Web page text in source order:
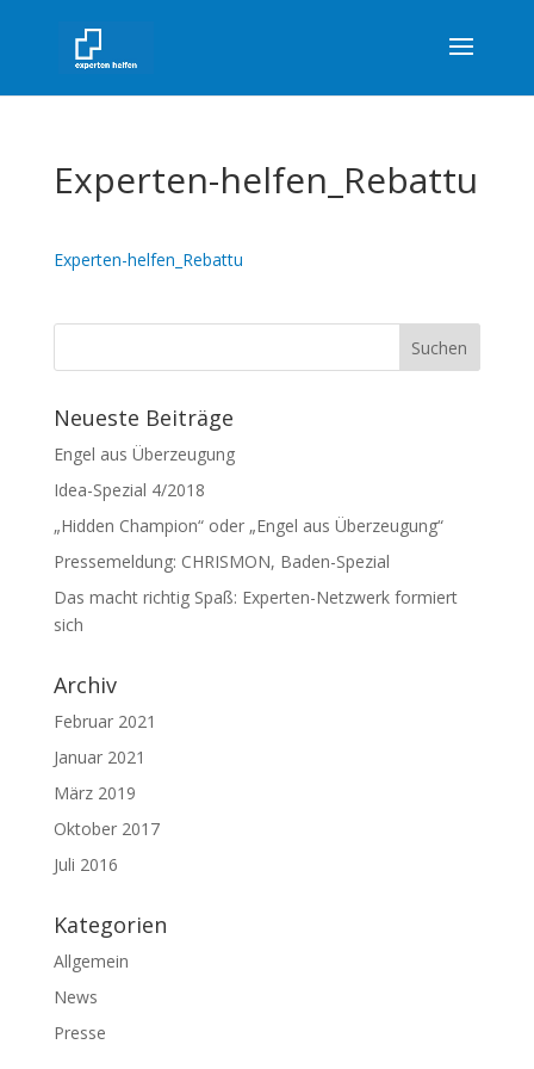
Experten-helfen_Rebattu
Experten-helfen_Rebattu
Neueste Beiträge
Engel aus Überzeugung
Idea-Spezial 4/2018
„Hidden Champion“ oder „Engel aus Überzeugung“
Pressemeldung: CHRISMON, Baden-Spezial
Das macht richtig Spaß: Experten-Netzwerk formiert
sich
Archiv
Februar 2021
Januar 2021
März 2019
Oktober 2017
Juli 2016
Kategorien
Allgemein
News
Presse